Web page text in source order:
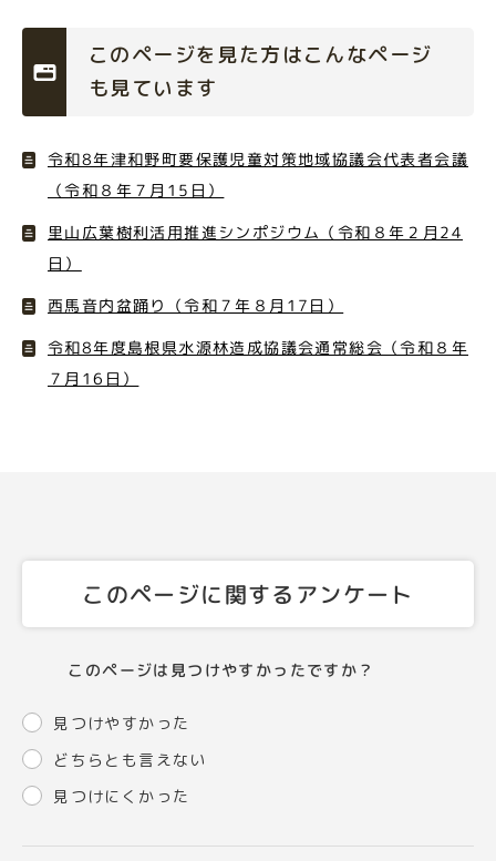
このページを見た方はこんなページ
も見ています
令和8年津和野町要保護児童対策地域協議会代表者会議
（令和８年７月15日）
里山広葉樹利活用推進シンポジウム（令和８年２月24
日）
西馬音内盆踊り（令和７年８月17日）
令和8年度島根県水源林造成協議会通常総会（令和８年
７月16日）
このページに関するアンケート
このページは見つけやすかったですか？
見つけやすかった
どちらとも言えない
見つけにくかった